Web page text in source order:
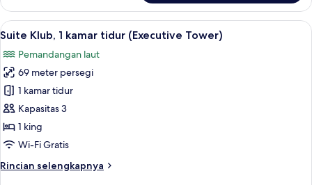
(Executive
Tower)
Kamar
Standar,
1
Tidur
King,
Akses
Club
Lounge
(Executive
Tower)
Lihat
semua
foto
untuk
Suite
Klub,
1
kamar
(Executive
Suite Klub, 1 kamar tidur (Executive
5
Suite Klub, 1 kamar tidur (Executive Tower)
Pemandangan laut
69 meter persegi
1 kamar tidur
Kapasitas 3
1 king
Wi-Fi Gratis
Rincian selengkapnya
Rincian